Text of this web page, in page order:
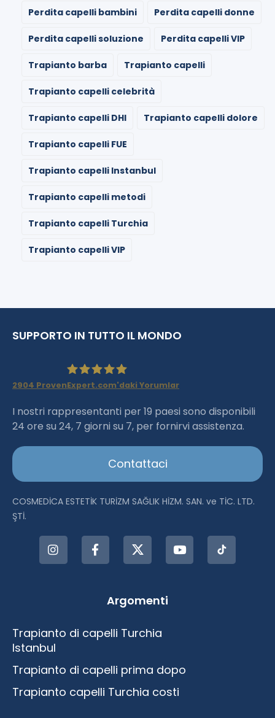
Perdita capelli bambini Perdita capelli donne
Perdita capelli soluzione Perdita capelli VIP
Trapianto barba Trapianto capelli
Trapianto capelli celebrità
Trapianto capelli DHI Trapianto capelli dolore
Trapianto capelli FUE
Trapianto capelli Instanbul
Trapianto capelli metodi
Trapianto capelli Turchia
Trapianto capelli VIP
SUPPORTO IN TUTTO IL MONDO
Haartransplantation Istanbul
|Dr.Acar aus Istanbul
2904 ProvenExpert.com'daki Yorumlar
I nostri rappresentanti per 19 paesi sono disponibili
24 ore su 24, 7 giorni su 7, per fornirvi assistenza.
Contattaci
COSMEDİCA ESTETİK TURİZM SAĞLIK HİZM. SAN. ve TİC. LTD.
ŞTİ.
Argomenti
Trapianto di capelli Turchia
Istanbul
Trapianto di capelli prima dopo
Trapianto capelli Turchia costi